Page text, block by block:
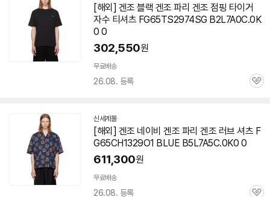
[해외] 겐조 블랙 겐조 파리 겐조 점핑 타이거
자수 티셔츠 FG65TS2974SG B2L7A0C.0K
0 0
302,550원
무료배송
26.08. 등록
관
신세계몰
[해외] 겐조 네이비 겐조 파리 겐조 러브 셔츠 F
G65CH1329O1 BLUE B5L7A5C.0K0 0
611,300원
무료배송
26.08. 등록